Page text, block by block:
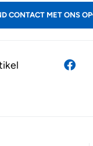
CONTACT MET ONS OP